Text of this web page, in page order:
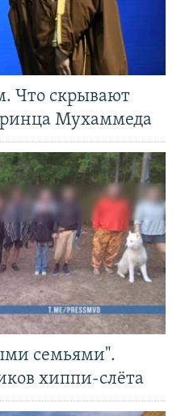
Что скрывают
Мухаммеда
семьями".
хиппи-слёта